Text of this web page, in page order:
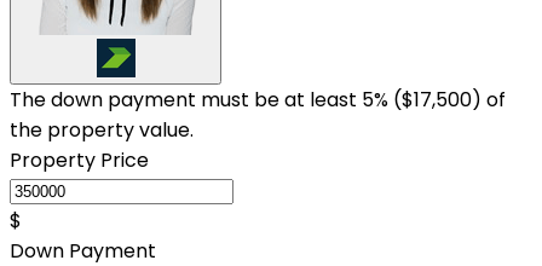
The down payment must be at least 5% ($17,500) of
the property value.
Property Price
$
Down Payment